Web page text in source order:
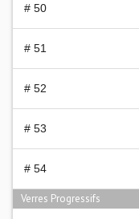
# 50
# 51
# 52
# 53
# 54
Verres Progressifs